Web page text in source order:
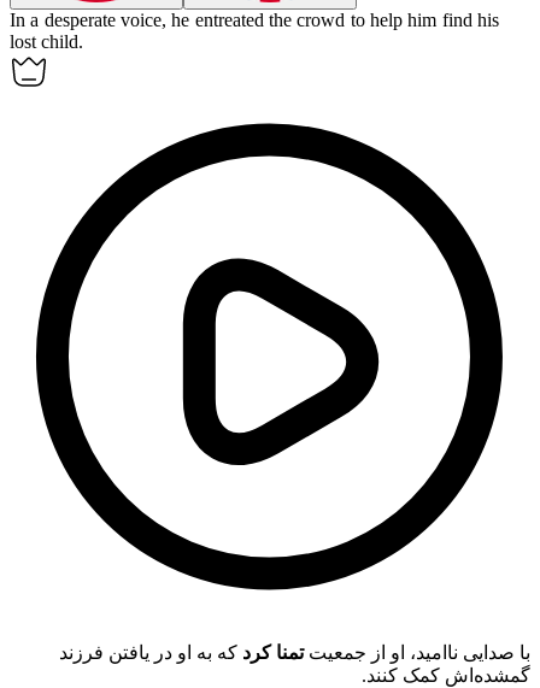
In a desperate voice, he entreated the crowd to help him find his
lost child.
با صدایی ناامید، او از جمعیتتمنا کرد که به او در یافتن فرزند
گمشده‌اش کمک کنند.